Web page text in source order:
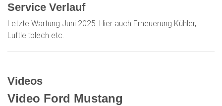
Service Verlauf
Letzte Wartung Juni 2025. Hier auch Erneuerung Kühler,
Luftleitblech etc.
Videos
Video Ford Mustang